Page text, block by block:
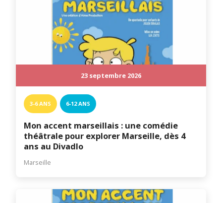
23 septembre 2026
3-6 ANS 6-12 ANS
Mon accent marseillais : une comédie
théâtrale pour explorer Marseille, dès 4
ans au Divadlo
Marseille